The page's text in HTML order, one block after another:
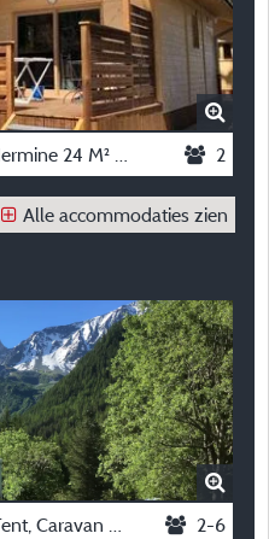
Gamme Chrystal - Chalet Hermine 24 M² 1 Slaapkamer + Half Overdekt Terras 12M² Met Nordic Bad 2
Alle accommodaties zien
Basisprijs Comfortplaats (1 Tent, Caravan Of Camper / 1 Auto / Elektriciteit 5A) 2-6